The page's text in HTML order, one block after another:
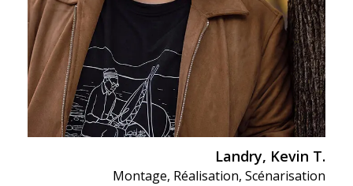
Landry, Kevin T.
Montage, Réalisation, Scénarisation